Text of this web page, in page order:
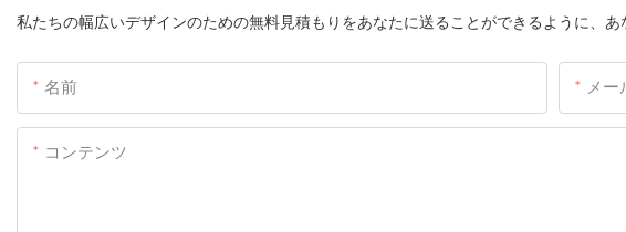
私たちの幅広いデザインのための無料見積もりをあなたに送ることができるように、
名前 メー
コンテンツ